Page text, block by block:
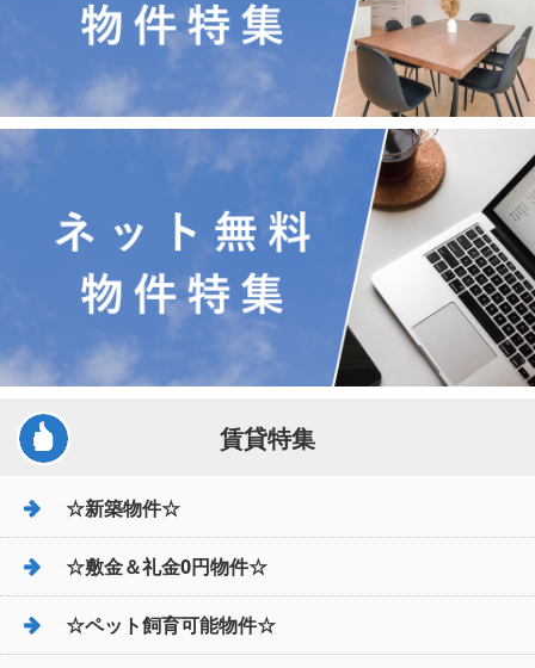
賃貸特集
☆新築物件☆
☆敷金＆礼金0円物件☆
☆ペット飼育可能物件☆